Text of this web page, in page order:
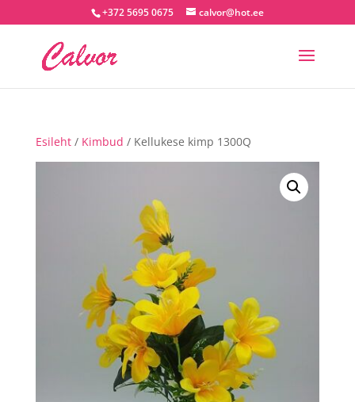
+372 5695 0675 calvor@hot.ee
Esileht/ Kimbud / Kellukese kimp 1300Q